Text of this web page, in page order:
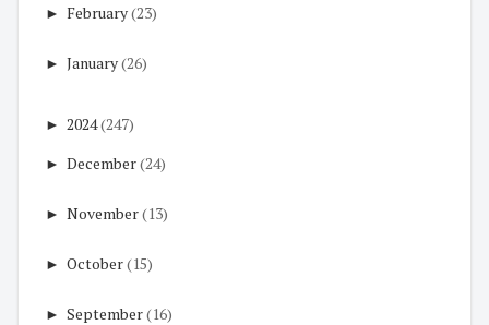
► February(23)
► January(26)
► 2024(247)
► December(24)
► November(13)
► October(15)
► September(16)